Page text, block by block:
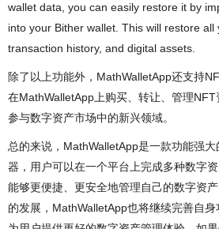
wallet data, you can easily restore it by
into your Bither wallet. This will restore all
transaction history, and digital assets.
除了以上功能外，MathWalletApp还支持
在MathWalletApp上购买、转让、管理
参与数字资产市场中的新兴领域。
总的来说，MathWalletApp是一款功能强
器，用户可以在一个平台上完成多种数字
能够更便捷、更安全地管理自己的数字资
的发展，MathWalletApp也将继续完善自身